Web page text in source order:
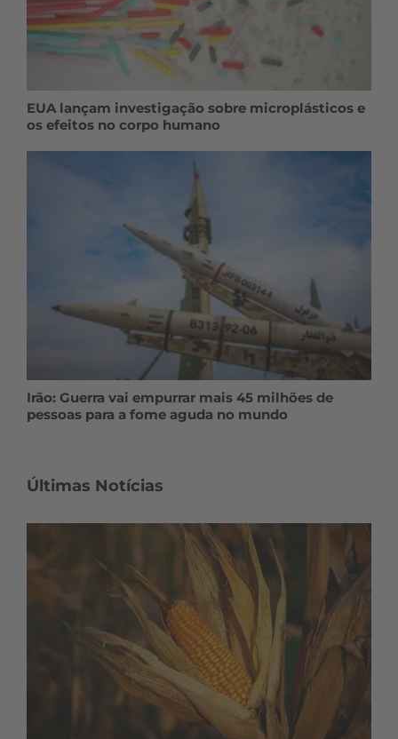
EUA lançam investigação sobre microplásticos e
os efeitos no corpo humano
Irão: Guerra vai empurrar mais 45 milhões de
pessoas para a fome aguda no mundo
Últimas Notícias